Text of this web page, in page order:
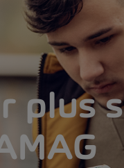
plus